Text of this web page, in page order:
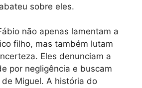
sobre eles.
não apenas lamentam a
filho, mas também lutam
Eles denunciam a
por negligência e buscam
Miguel. A história do